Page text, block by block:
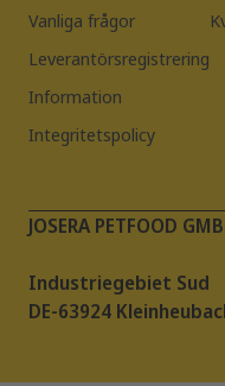
Vanliga frågor
Leverantörsregistrering
Information
Integritetspolicy
JOSERA PETFOOD
Industriegebiet Sud
DE-63924